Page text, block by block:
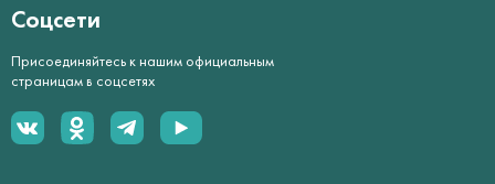
Соцсети
Присоединяйтесь к нашим официальным
страницам в соцсетях